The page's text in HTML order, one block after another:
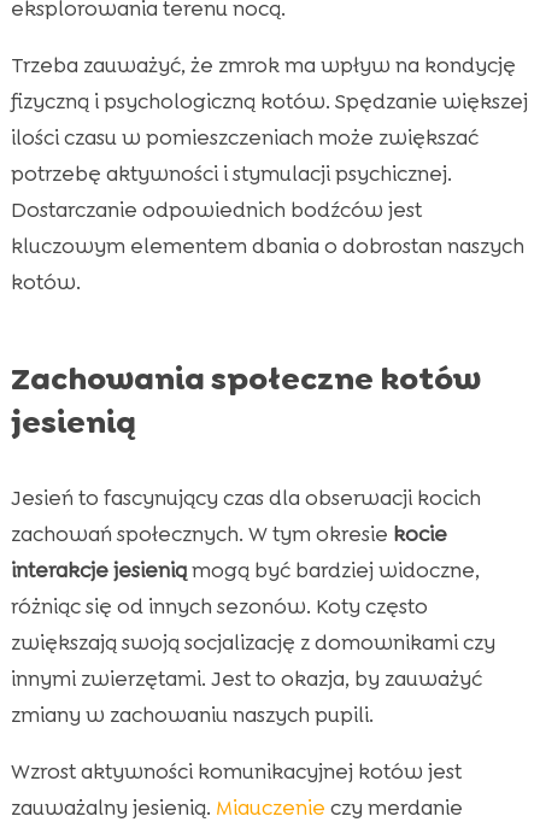
eksplorowania terenu nocą.
Trzeba zauważyć, że zmrok ma wpływ na kondycję
fizyczną i psychologiczną kotów. Spędzanie większej
ilości czasu w pomieszczeniach może zwiększać
potrzebę aktywności i stymulacji psychicznej.
Dostarczanie odpowiednich bodźców jest
kluczowym elementem dbania o dobrostan naszych
kotów.
Zachowania społeczne kotów
jesienią
Jesień to fascynujący czas dla obserwacji kocich
zachowań społecznych. W tym okresie kocie
interakcje jesieniąmogą być bardziej widoczne,
różniąc się od innych sezonów. Koty często
zwiększają swoją socjalizację z domownikami czy
innymi zwierzętami. Jest to okazja, by zauważyć
zmiany w zachowaniu naszych pupili.
Wzrost aktywności komunikacyjnej kotów jest
zauważalny jesienią. Miauczenie czy merdanie